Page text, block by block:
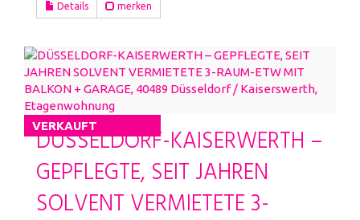
Details merken
VERKAUFT
DÜSSELDORF-KAISERWERTH –
GEPFLEGTE, SEIT JAHREN
SOLVENT VERMIETETE 3-